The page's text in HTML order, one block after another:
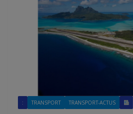
: TRANSPORT TRANSPORT-ACTUS